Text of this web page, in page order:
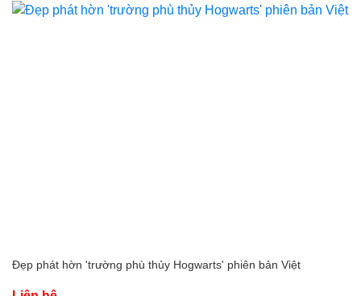
Đẹp phát hờn 'trường phù thủy Hogwarts' phiên bản Việt